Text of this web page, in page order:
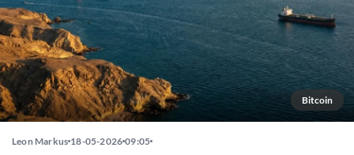
Bitcoin
Leon Markus 18-05-2026 09:05